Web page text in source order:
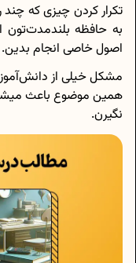
تکرار کردن چیزی که
به حافظه بلندمدت‌تون
اصول خاصی انجام بدین.
مشکل خیلی از
همین موضوع باعث
نگیرن.